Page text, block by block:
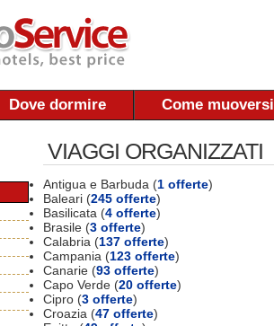
Dove dormire Come muoversi
VIAGGI ORGANIZZATI
Antigua e Barbuda (1 offerte)
Baleari (245 offerte)
Basilicata (4 offerte)
Brasile (3 offerte)
Calabria (137 offerte)
Campania (123 offerte)
Canarie (93 offerte)
Capo Verde (20 offerte)
Cipro (3 offerte)
Croazia (47 offerte)